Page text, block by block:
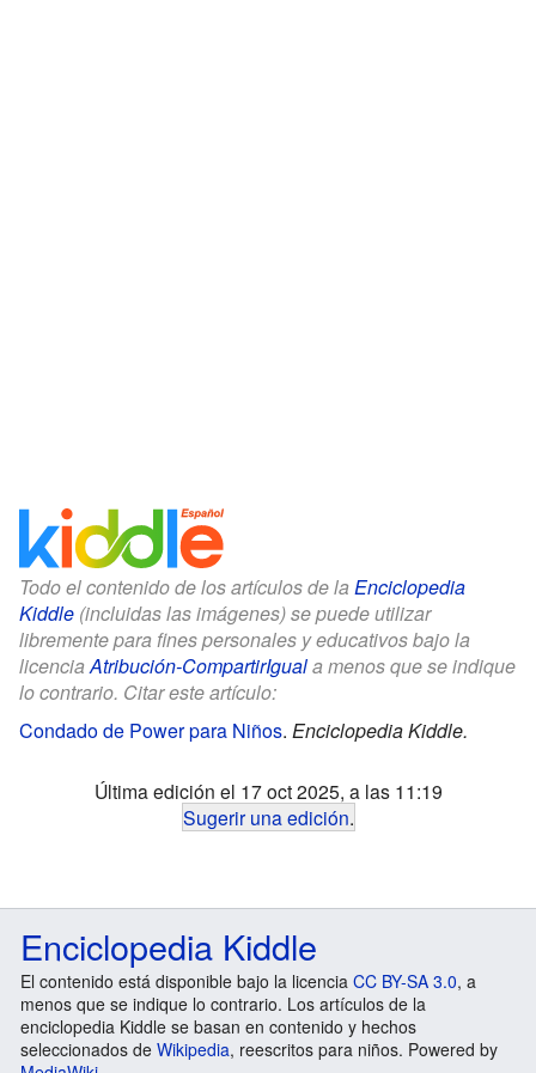
Todo el contenido de los artículos de la Enciclopedia
Kiddle (incluidas las imágenes) se puede utilizar
libremente para fines personales y educativos bajo la
licenciaAtribución-CompartirIguala menos que se indique
lo contrario. Citar este artículo:
Condado de Power para Niños. Enciclopedia Kiddle.
Última edición el 17 oct 2025, a las 11:19
Sugerir una edición.
Enciclopedia Kiddle
El contenido está disponible bajo la licencia CC BY-SA 3.0, a
menos que se indique lo contrario. Los artículos de la
enciclopedia Kiddle se basan en contenido y hechos
seleccionados de Wikipedia, reescritos para niños. Powered by